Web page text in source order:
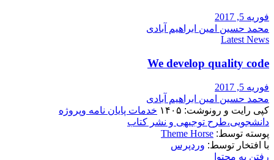
فوریه 5, 2017
محمد حسین امین ابراهیم آبادی
Latest News
We develop quality code
فوریه 5, 2017
محمد حسین امین ابراهیم آبادی
کپی رایت و رونوشت: ۱۴۰۵
خدمات پایان نامه وپروژه
دانشجویی،طرح توجیهی و نشر کتاب
پوسته توسط: Theme Horse
با افتخار توسط: وردپرس
رفتن به محتوا